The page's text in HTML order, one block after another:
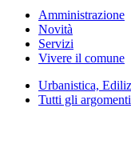
Amministrazione
Novità
Servizi
Vivere il comune
Urbanistica,
Tutti gli argomenti